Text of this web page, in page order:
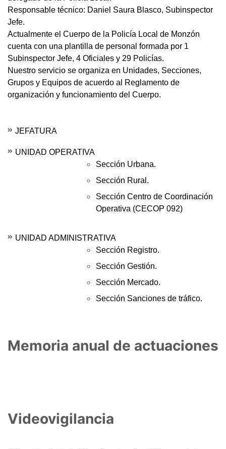
Responsable técnico: Daniel Saura Blasco, Subinspector
Jefe.
Actualmente el Cuerpo de la Policía Local de Monzón
cuenta con una plantilla de personal formada por 1
Subinspector Jefe, 4 Oficiales y 29 Policías.
Nuestro servicio se organiza en Unidades, Secciones,
Grupos y Equipos de acuerdo al Reglamento de
organización y funcionamiento del Cuerpo.
JEFATURA
UNIDAD OPERATIVA
Sección Urbana.
Sección Rural.
Sección Centro de Coordinación
Operativa (CECOP 092)
UNIDAD ADMINISTRATIVA
Sección Registro.
Sección Gestión.
Sección Mercado.
Sección Sanciones de tráfico.
Memoria anual de actuaciones
Videovigilancia